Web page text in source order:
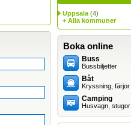
Uppsala (4)
+ Alla kommuner
Boka online
Buss
Bussbiljetter
Båt
Kryssning, färjor
Camping
Husvagn, stugor